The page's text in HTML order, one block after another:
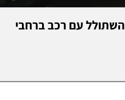
מרדף מטורף בנתיבות: בן 14 השתולל עם רכב ברחבי